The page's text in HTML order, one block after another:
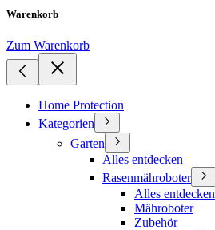
Warenkorb
Zum Warenkorb
Home Protection
Kategorien
Garten
Alles entdecken
Rasenmähroboter
Alles entdecken
Mähroboter
Zubehör